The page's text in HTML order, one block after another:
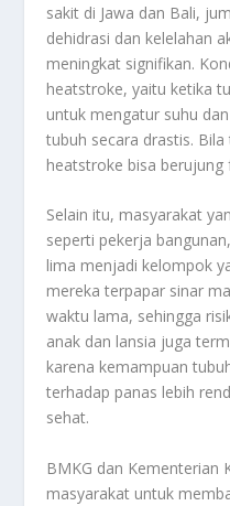
sakit di Jawa dan Bali,
dehidrasi dan kelelahan
meningkat signifikan.
heatstroke, yaitu ketika
untuk mengatur suhu
tubuh secara drastis.
heatstroke bisa berujung
Selain itu, masyarakat
seperti pekerja
lima menjadi kelompok
mereka terpapar sinar
waktu lama, sehingga
anak dan lansia juga
karena kemampuan
terhadap panas lebih
sehat.
BMKG dan Kementerian
masyarakat untuk